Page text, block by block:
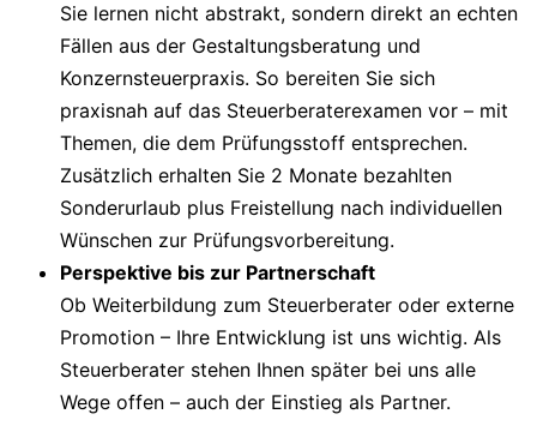
Sie lernen nicht abstrakt, sondern direkt an echten
Fällen aus der Gestaltungsberatung und
Konzernsteuerpraxis. So bereiten Sie sich
praxisnah auf das Steuerberaterexamen vor – mit
Themen, die dem Prüfungsstoff entsprechen.
Zusätzlich erhalten Sie 2 Monate bezahlten
Sonderurlaub plus Freistellung nach individuellen
Wünschen zur Prüfungsvorbereitung.
Perspektive bis zur Partnerschaft
Ob Weiterbildung zum Steuerberater oder externe
Promotion – Ihre Entwicklung ist uns wichtig. Als
Steuerberater stehen Ihnen später bei uns alle
Wege offen – auch der Einstieg als Partner.